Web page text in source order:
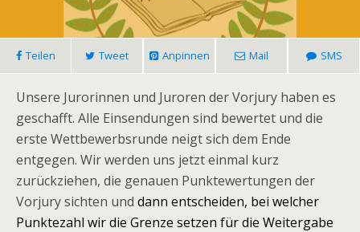
Teilen Tweet Anpinnen Mail SMS
Unsere Jurorinnen und Juroren der Vorjury haben es
geschafft. Alle Einsendungen sind bewertet und die
erste Wettbewerbsrunde neigt sich dem Ende
entgegen. Wir werden uns jetzt einmal kurz
zurückziehen, die genauen Punktewertungen der
Vorjury sichten und dann entscheiden, bei welcher
Punktezahl wir die Grenze setzen für die Weitergabe